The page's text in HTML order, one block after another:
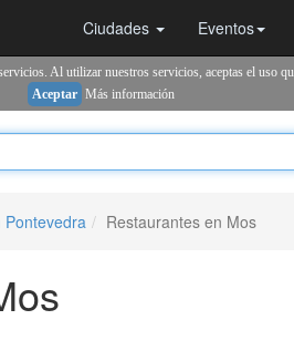
Al utilizar nuestros servicios, aceptas el uso
Aceptar Más información
Ciudades Eventos
Pontevedra Restaurantes en Mos